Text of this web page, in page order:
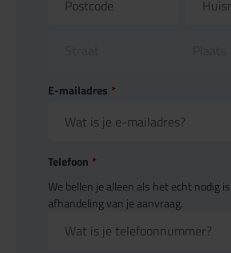
E-mailadres *
Telefoon *
We bellen je alleen als het echt nodig
afhandeling van je aanvraag.